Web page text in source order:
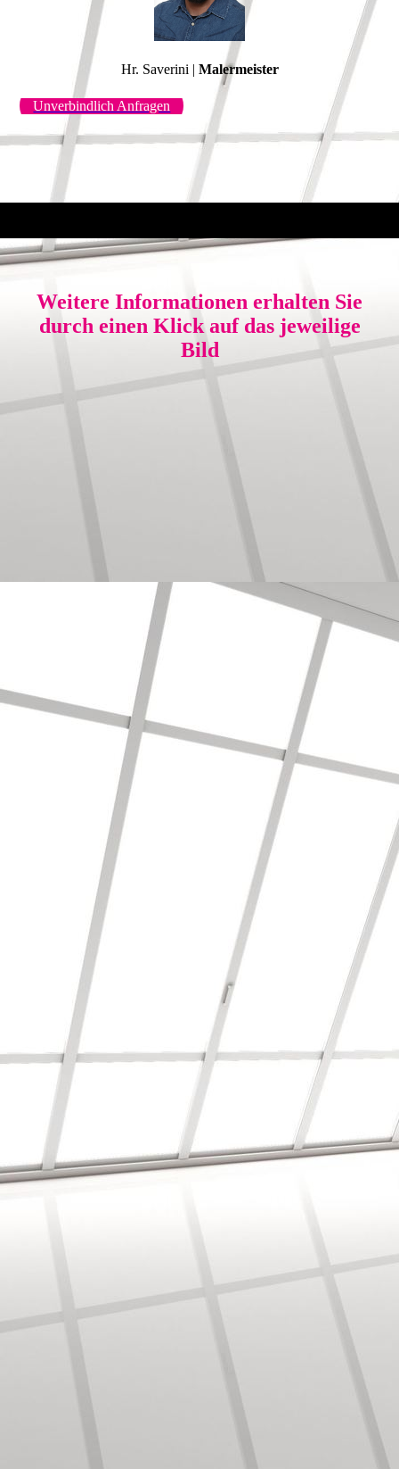
Hr. Saverini | Malermeister
Unverbindlich Anfragen
Weitere Informationen erhalten Sie
durch einen Klick auf das jeweilige
Bild